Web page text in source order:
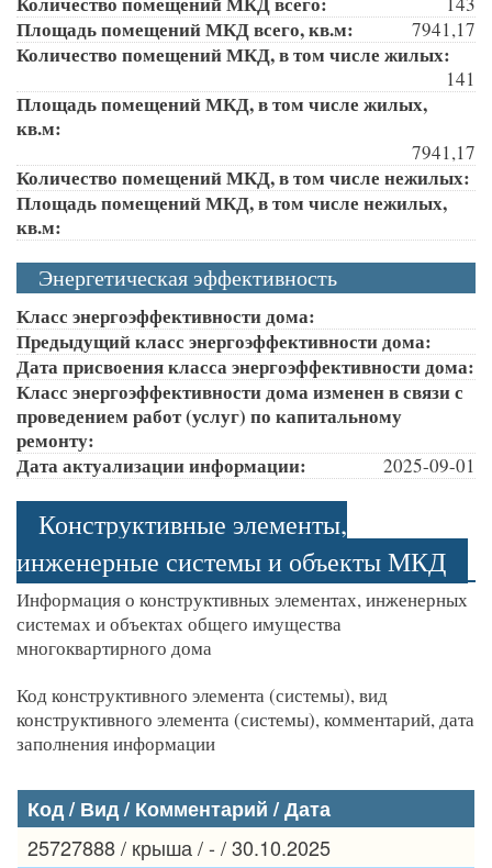
Площадь помещений МКД всего, кв.м: 7941,17
Количество помещений МКД, в том числе жилых:
141
Площадь помещений МКД, в том числе жилых,
кв.м:
7941,17
Количество помещений МКД, в том числе нежилых:
Площадь помещений МКД, в том числе нежилых,
кв.м:
Энергетическая эффективность
Класс энергоэффективности дома:
Предыдущий класс энергоэффективности дома:
Дата присвоения класса энергоэффективности дома:
Класс энергоэффективности дома изменен в связи с
проведением работ (услуг) по капитальному
ремонту:
Дата актуализации информации:
2025-09-01
Конструктивные элементы,
инженерные системы и объекты МКД
Информация о конструктивных элементах, инженерных
системах и объектах общего имущества
многоквартирного дома
Код конструктивного элемента (системы), вид
конструктивного элемента (системы), комментарий, дата
заполнения информации
Код / Вид / Комментарий / Дата
25727888 / крыша / - / 30.10.2025